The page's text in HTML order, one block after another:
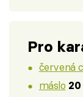
Pro
červená
máslo 20